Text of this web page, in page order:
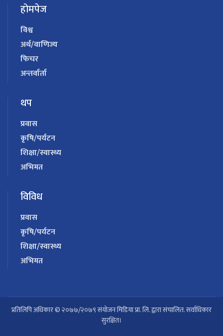
होमपेज
विश्व
अर्थ/वाणिज्य
फिचर
अन्तर्वार्ता
थप
प्रवास
कृषि/पर्यटन
शिक्षा/स्वास्थ्य
अभिमत
विविध
प्रवास
कृषि/पर्यटन
शिक्षा/स्वास्थ्य
अभिमत
प्रतिलिपि अधिकार © २०७७/२०७९ संयोजन मिडिया प्रा. लि. द्वारा संचालित. सर्वाधिकार
सुरक्षित।